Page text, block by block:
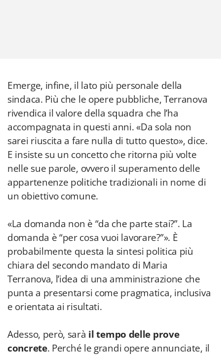
Emerge, infine, il lato più personale della
sindaca. Più che le opere pubbliche, Terranova
rivendica il valore della squadra che l’ha
accompagnata in questi anni. «Da sola non
sarei riuscita a fare nulla di tutto questo», dice.
E insiste su un concetto che ritorna più volte
nelle sue parole, ovvero il superamento delle
appartenenze politiche tradizionali in nome di
un obiettivo comune.
«La domanda non è “da che parte stai?”. La
domanda è “per cosa vuoi lavorare?”». È
probabilmente questa la sintesi politica più
chiara del secondo mandato di Maria
Terranova, l’idea di una amministrazione che
punta a presentarsi come pragmatica, inclusiva
e orientata ai risultati.
Adesso, però, sarà il tempo delle prove
concrete. Perché le grandi opere annunciate, il